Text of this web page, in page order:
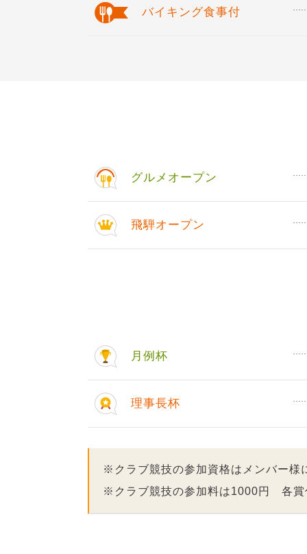
バイキング食事付
グルメオープン
飛騨オープン
月例杯
理事長杯
※クラブ競技の参加資格はメンバー様
※クラブ競技の参加料は1000円 各賞